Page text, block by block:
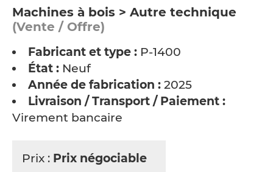
Machines à bois > Autre technique
(Vente / Offre)
Fabricant et type : P-1400
État : Neuf
Année de fabrication : 2025
Livraison / Transport / Paiement :
Virement bancaire
Prix : Prix négociable